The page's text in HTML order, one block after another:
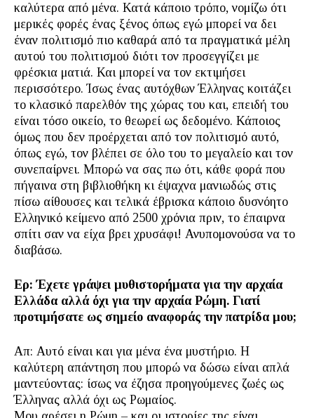
καλύτερα από μένα. Κατά κάποιο τρόπο, νομίζω ότι
μερικές φορές ένας ξένος όπως εγώ μπορεί να δει
έναν πολιτισμό πιο καθαρά από τα πραγματικά μέλη
αυτού του πολιτισμού διότι τον προσεγγίζει με
φρέσκια ματιά. Και μπορεί να τον εκτιμήσει
περισσότερο. Ίσως ένας αυτόχθων Έλληνας κοιτάζει
το κλασικό παρελθόν της χώρας του και, επειδή του
είναι τόσο οικείο, το θεωρεί ως δεδομένο. Κάποιος
όμως που δεν προέρχεται από τον πολιτισμό αυτό,
όπως εγώ, τον βλέπει σε όλο του το μεγαλείο και τον
συνεπαίρνει. Μπορώ να σας πω ότι, κάθε φορά που
πήγαινα στη βιβλιοθήκη κι έψαχνα μανιωδώς στις
πίσω αίθουσες και τελικά έβρισκα κάποιο δυσνόητο
Ελληνικό κείμενο από 2500 χρόνια πριν, το έπαιρνα
σπίτι σαν να είχα βρει χρυσάφι! Ανυπομονούσα να το
διαβάσω.
Ερ: Έχετε γράψει μυθιστορήματα για την αρχαία
Ελλάδα αλλά όχι για την αρχαία Ρώμη. Γιατί
προτιμήσατε ως σημείο αναφοράς την πατρίδα μου;
Απ: Αυτό είναι και για μένα ένα μυστήριο. Η
καλύτερη απάντηση που μπορώ να δώσω είναι απλά
μαντεύοντας: ίσως να έζησα προηγούμενες ζωές ως
Έλληνας αλλά όχι ως Ρωμαίος.